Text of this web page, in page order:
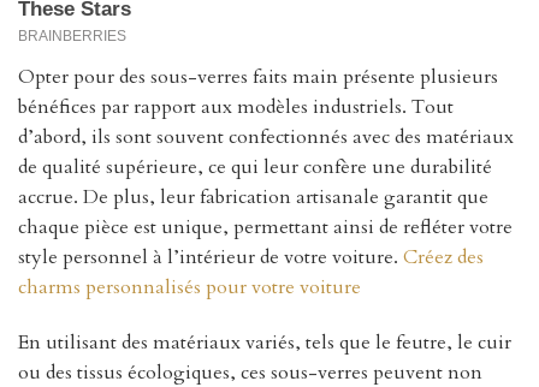
Opter pour des sous-verres faits main présente plusieurs
bénéfices par rapport aux modèles industriels. Tout
d’abord, ils sont souvent confectionnés avec des matériaux
de qualité supérieure, ce qui leur confère une durabilité
accrue. De plus, leur fabrication artisanale garantit que
chaque pièce est unique, permettant ainsi de refléter votre
style personnel à l’intérieur de votre voiture. Créez des
charms personnalisés pour votre voiture
En utilisant des matériaux variés, tels que le feutre, le cuir
ou des tissus écologiques, ces sous-verres peuvent non